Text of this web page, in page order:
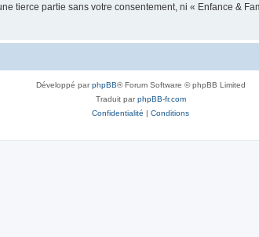
tierce partie sans votre consentement, ni « Enfance &
Développé parphpBB® Forum Software © phpBB Limited
Traduit parphpBB-fr.com
Confidentialité | Conditions